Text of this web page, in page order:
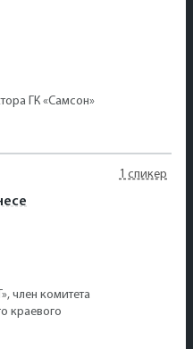
ГК «Самсон»
1 спикер
член комитета
краевого